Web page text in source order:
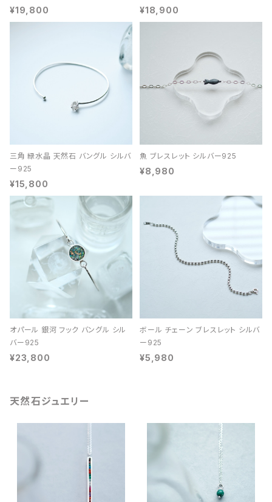
¥19,800 ¥18,900
三角 緑水晶 天然石 バングル シルバ
ー925
¥15,800
魚 ブレスレット シルバー925
¥8,980
オパール 銀河 フック バングル シル
バー925
¥23,800
ボール チェーン ブレスレット シルバ
ー925
¥5,980
天然石ジュエリー